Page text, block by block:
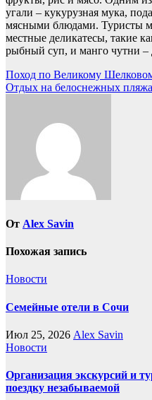
угали – кукурузная мука,
мясными блюдами. Туристы
местные деликатесы, такие
рыбный суп, и манго чутни –
Навигация
по
Поход по Великому
Отдых на белоснежных
От Alex Savin
Похожая запись
Новости
Семейные отели в Сочи
Июл 25, 2026 Alex Savin
Новости
Организация экскурсий и
поездку незабываемой